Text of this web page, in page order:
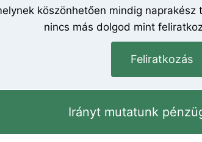
köszönhetően mindig
nincs más dolgod mint
Feliratkozás
Irányt mutatunk